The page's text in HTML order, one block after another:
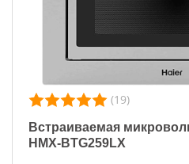
(19)
Встраиваемая
HMX-BTG259LX